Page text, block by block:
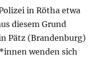
in Rötha etwa
diesem Grund
Pätz (Brandenburg)
wenden sich